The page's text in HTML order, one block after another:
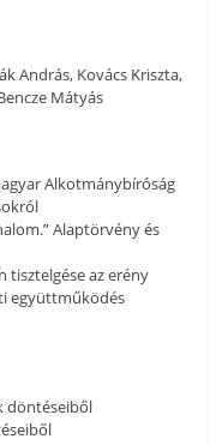
András, Kovács Kriszta,
Mátyás
Alkotmánybíróság
Alaptörvény és
tisztelgése az erény
együttműködés
döntéseiből